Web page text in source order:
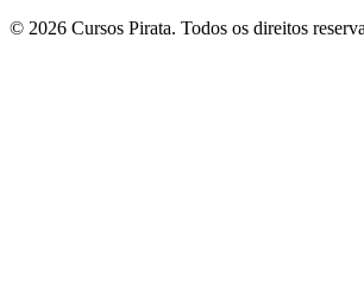
© 2026 Cursos Pirata. Todos os direitos